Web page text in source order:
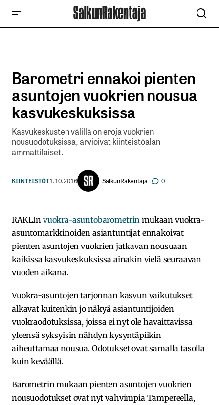
Barometri ennakoi pienten
asuntojen vuokrien nousua
kasvukeskuksissa
Kasvukeskusten välillä on eroja vuokrien
nousuodotuksissa, arvioivat kiinteistöalan
ammattilaiset.
KIINTEISTÖT1.10.2016 SalkunRakentaja 0
RAKLIn vuokra-asuntobarometrin mukaan vuokra-
asuntomarkkinoiden asiantuntijat ennakoivat
pienten asuntojen vuokrien jatkavan nousuaan
kaikissa kasvukeskuksissa ainakin vielä seuraavan
vuoden aikana.
Vuokra-asuntojen tarjonnan kasvun vaikutukset
alkavat kuitenkin jo näkyä asiantuntijoiden
vuokraodotuksissa, joissa ei nyt ole havaittavissa
yleensä syksyisin nähdyn kysyntäpiikin
aiheuttamaa nousua. Odotukset ovat samalla tasolla
kuin keväällä.
Barometrin mukaan pienten asuntojen vuokrien
nousuodotukset ovat nyt vahvimpia Tampereella,